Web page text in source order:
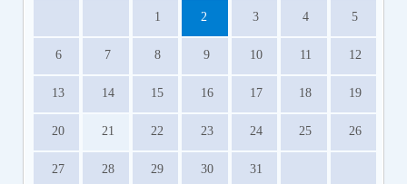
1 2 3 4 5
6 7 8 9 10 11 12
13 14 15 16 17 18 19
20 21 22 23 24 25 26
27 28 29 30 31